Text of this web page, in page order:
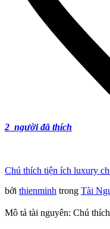
2 người đã thích
Chú thích tiện ích luxury
bởi thienminh trong Tài
Mô tả tài nguyên: Chú